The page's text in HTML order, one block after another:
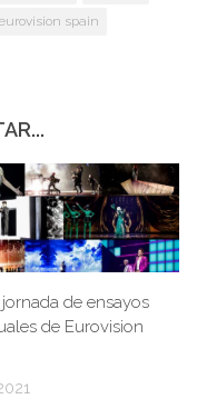
spain
de ensayos
de Eurovision